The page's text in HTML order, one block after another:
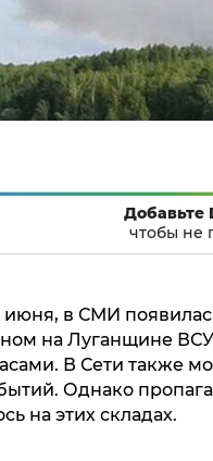
Добавьте
чтобы не
июня, в СМИ
на Луганщине
В Сети также
Однако
на этих складах.